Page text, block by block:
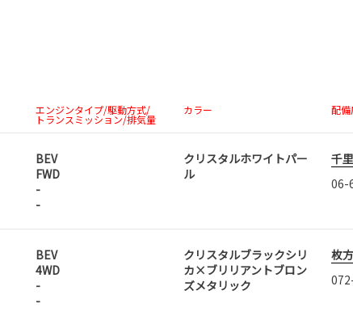
エンジンタイプ/駆動方式/
トランスミッション/排気量
カラー 配備
BEV
FWD
-
-
クリスタルホワイトパー
ル
千
06-
BEV
4WD
-
-
クリスタルブラックシリ
カ×ブリリアントブロン
ズメタリック
枚